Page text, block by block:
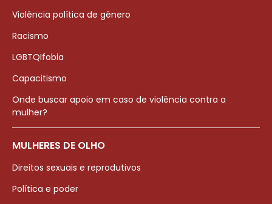
Violência política de gênero
Racismo
LGBTQIfobia
Capacitismo
Onde buscar apoio em caso de violência contra a
mulher?
MULHERES DE OLHO
Direitos sexuais e reprodutivos
Política e poder